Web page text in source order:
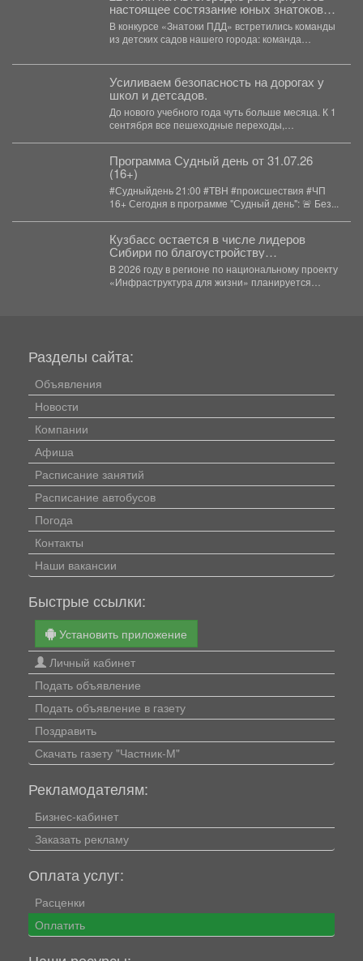
настоящее состязание юных знатоков
правил дорожного движения!
В конкурсе «Знатоки ПДД» встретились команды
из детских садов нашего города: команда
Усиливаем безопасность на дорогах у
школ и детсадов.
До нового учебного года чуть больше месяца. К 1
сентября все пешеходные переходы,
Программа Судный день от 31.07.26
(16+)
#Судныйдень 21:00 #ТВН #происшествия #ЧП
16+ Сегодня в программе "Судный день": 🚨 Без...
Кузбасс остается в числе лидеров
Сибири по благоустройству
общественных пространств.
В 2026 году в регионе по национальному проекту
«Инфраструктура для жизни» планируется
Разделы сайта:
Объявления
Новости
Компании
Афиша
Расписание занятий
Расписание автобусов
Погода
Контакты
Наши вакансии
Быстрые ссылки:
Установить приложение
Личный кабинет
Подать объявление
Подать объявление в газету
Поздравить
Скачать газету "Частник-М"
Рекламодателям:
Бизнес-кабинет
Заказать рекламу
Оплата услуг:
Расценки
Оплатить